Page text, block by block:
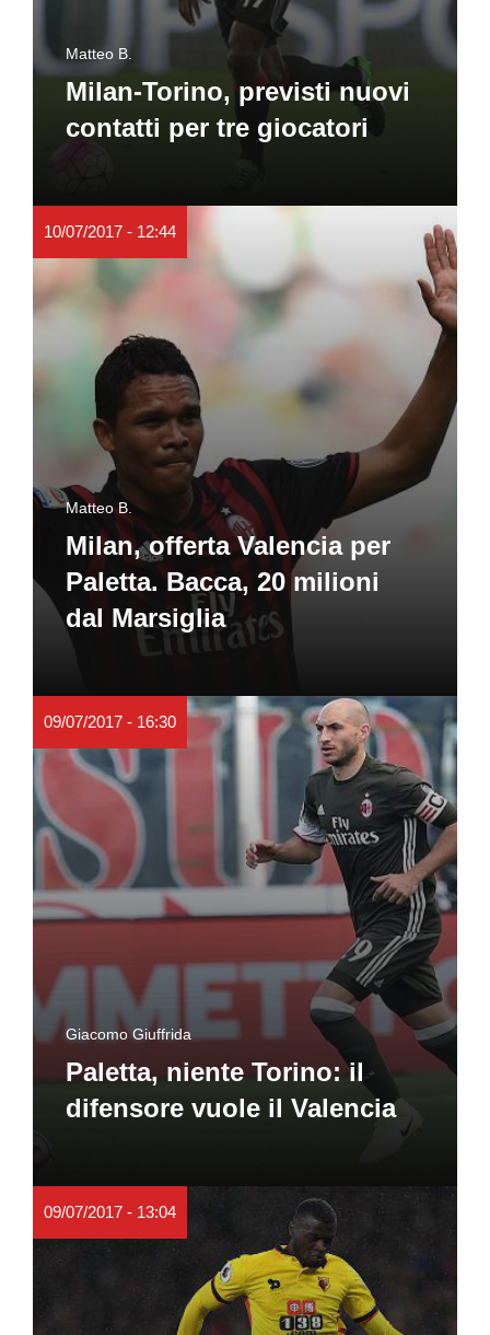
Matteo B.
Milan-Torino, previsti nuovi
contatti per tre giocatori
10/07/2017 - 12:44
Matteo B.
Milan, offerta Valencia per
Paletta. Bacca, 20 milioni
dal Marsiglia
09/07/2017 - 16:30
Giacomo Giuffrida
Paletta, niente Torino: il
difensore vuole il Valencia
09/07/2017 - 13:04